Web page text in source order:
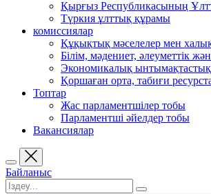
Қырғыз Республикасының
Түркия ұлттық құрамы
комиссиялар
Құқықтық мәселелер мен
Білім, мәдениет, әлеуметтік
Экономикалық
Қоршаған орта, табиғи
Топтар
Жас парламентшілер тобы
Парламентші әйелдер тобы
Вакансиялар
Байланыс